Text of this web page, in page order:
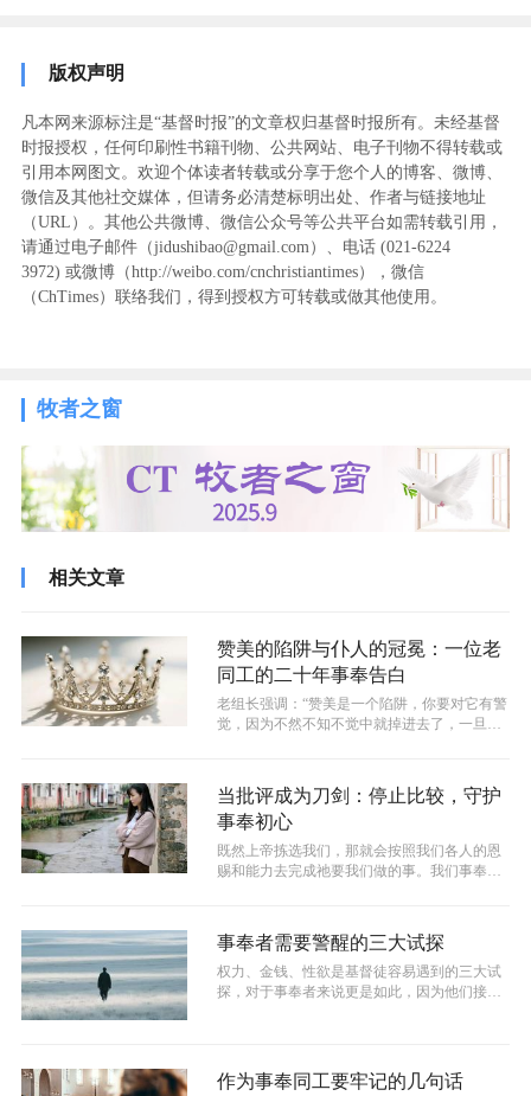
版权声明
凡本网来源标注是“基督时报”的文章权归基督时报所有。未经基督
时报授权，任何印刷性书籍刊物、公共网站、电子刊物不得转载或
引用本网图文。欢迎个体读者转载或分享于您个人的博客、微博、
微信及其他社交媒体，但请务必清楚标明出处、作者与链接地址
（URL）。其他公共微博、微信公众号等公共平台如需转载引用，
请通过电子邮件（jidushibao@gmail.com）、电话 (021-6224
3972) ‬或微博（http://weibo.com/cnchristiantimes），微信
（ChTimes）联络我们，得到授权方可转载或做其他使用。
牧者之窗
相关文章
赞美的陷阱与仆人的冠冕：一位老
同工的二十年事奉告白
老组长强调：“赞美是一个陷阱，你要对它有警
觉，因为不然不知不觉中就掉进去了，一旦掉
当批评成为刀剑：停止比较，守护
事奉初心
既然上帝拣选我们，那就会按照我们各人的恩
赐和能力去完成祂要我们做的事。我们事奉最
事奉者需要警醒的三大试探
权力、金钱、性欲是基督徒容易遇到的三大试
探，对于事奉者来说更是如此，因为他们接触
作为事奉同工要牢记的几句话